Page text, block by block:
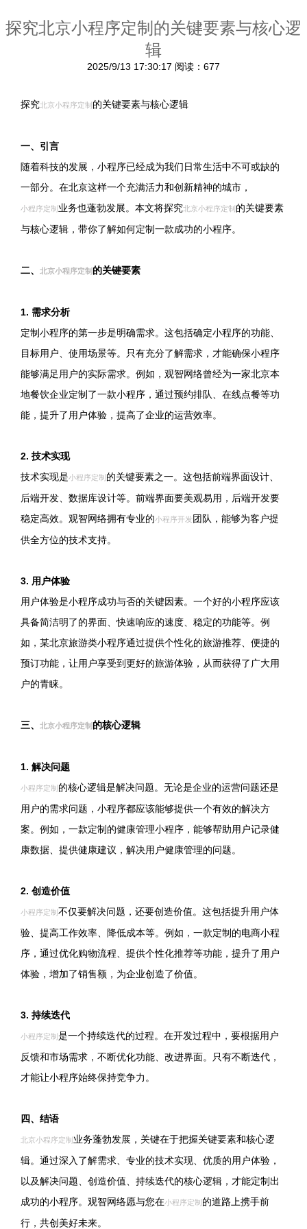
探究北京小程序定制的关键要素与核心逻
辑
2025/9/13 17:30:17 阅读：677
探究北京小程序定制 的关键要素与核心逻辑
一、引言
随着科技的发展，小程序已经成为我们日常生活中不可或缺的
一部分。在北京这样一个充满活力和创新精神的城市，
小程序定制 业务也蓬勃发展。本文将探究北京小程序定制 的关键要素
与核心逻辑，带你了解如何定制一款成功的小程序。
二、 北京小程序定制 的关键要素
1. 需求分析
定制小程序的第一步是明确需求。这包括确定小程序的功能、
目标用户、使用场景等。只有充分了解需求，才能确保小程序
能够满足用户的实际需求。例如，观智网络曾经为一家北京本
地餐饮企业定制了一款小程序，通过预约排队、在线点餐等功
能，提升了用户体验，提高了企业的运营效率。
2. 技术实现
技术实现是小程序定制 的关键要素之一。这包括前端界面设计、
后端开发、数据库设计等。前端界面要美观易用，后端开发要
稳定高效。观智网络拥有专业的小程序开发团队，能够为客户提
供全方位的技术支持。
3. 用户体验
用户体验是小程序成功与否的关键因素。一个好的小程序应该
具备简洁明了的界面、快速响应的速度、稳定的功能等。例
如，某北京旅游类小程序通过提供个性化的旅游推荐、便捷的
预订功能，让用户享受到更好的旅游体验，从而获得了广大用
户的青睐。
三、 北京小程序定制 的核心逻辑
1. 解决问题
小程序定制 的核心逻辑是解决问题。无论是企业的运营问题还是
用户的需求问题，小程序都应该能够提供一个有效的解决方
案。例如，一款定制的健康管理小程序，能够帮助用户记录健
康数据、提供健康建议，解决用户健康管理的问题。
2. 创造价值
小程序定制 不仅要解决问题，还要创造价值。这包括提升用户体
验、提高工作效率、降低成本等。例如，一款定制的电商小程
序，通过优化购物流程、提供个性化推荐等功能，提升了用户
体验，增加了销售额，为企业创造了价值。
3. 持续迭代
小程序定制 是一个持续迭代的过程。在开发过程中，要根据用户
反馈和市场需求，不断优化功能、改进界面。只有不断迭代，
才能让小程序始终保持竞争力。
四、结语
北京小程序定制 业务蓬勃发展，关键在于把握关键要素和核心逻
辑。通过深入了解需求、专业的技术实现、优质的用户体验，
以及解决问题、创造价值、持续迭代的核心逻辑，才能定制出
成功的小程序。观智网络愿与您在小程序定制 的道路上携手前
行，共创美好未来。